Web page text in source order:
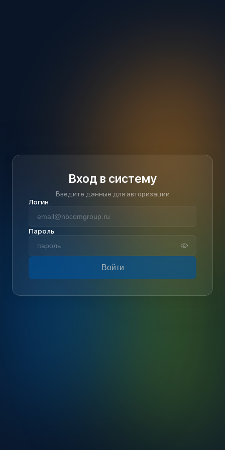
Вход в систему
Введите данные для авторизации
Логин
Пароль
Войти